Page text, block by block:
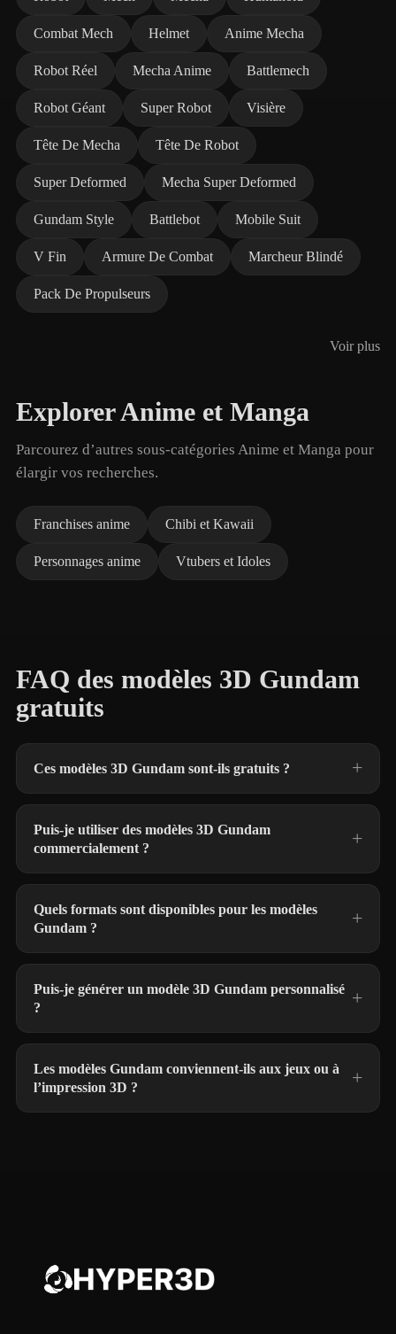
Combat Mech Helmet Anime Mecha
Robot Réel Mecha Anime Battlemech
Robot Géant Super Robot Visière
Tête De Mecha Tête De Robot
Super Deformed Mecha Super Deformed
Gundam Style Battlebot Mobile Suit
V Fin Armure De Combat Marcheur Blindé
Pack De Propulseurs
Voir plus
Explorer Anime et Manga
Parcourez d’autres sous-catégories Anime et Manga pour
élargir vos recherches.
Franchises anime Chibi et Kawaii
Personnages anime Vtubers et Idoles
FAQ des modèles 3D Gundam
gratuits
Ces modèles 3D Gundam sont-ils gratuits ?
Puis-je utiliser des modèles 3D Gundam
commercialement ?
Quels formats sont disponibles pour les modèles
Gundam ?
Puis-je générer un modèle 3D Gundam personnalisé
?
Les modèles Gundam conviennent-ils aux jeux ou à
l’impression 3D ?